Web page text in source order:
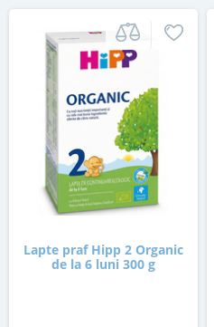
Lapte praf Hipp 2 Organic
de la 6 luni 300 g